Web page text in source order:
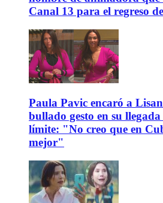
Canal 13 para el regreso
Paula Pavic encaró a
bullado gesto en su
límite: "No creo que en
mejor"